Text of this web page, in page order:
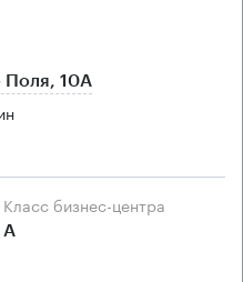
Поля, 10А
Класс бизнес-центра
А